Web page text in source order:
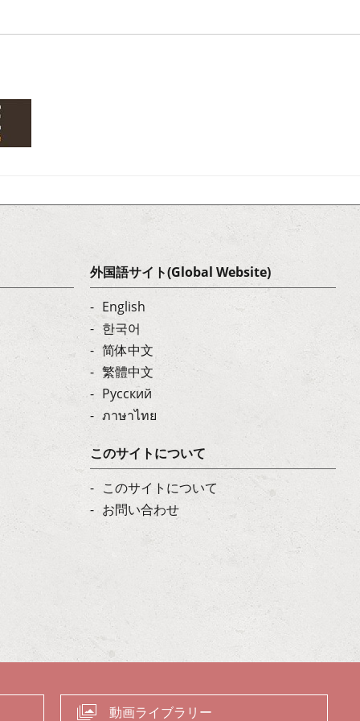
外国語サイト(Global Website)
English
한국어
简体中文
繁體中文
Русский
ภาษาไทย
このサイトについて
このサイトについて
お問い合わせ
動画ライブラリー